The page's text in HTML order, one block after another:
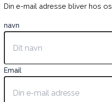
Din e-mail adresse bliver hos os
navn
Email